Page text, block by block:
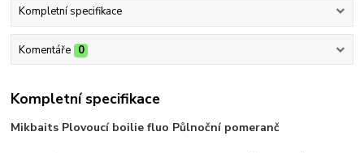
Kompletní specifikace
Komentáře 0
Kompletní specifikace
Mikbaits Plovoucí boilie fluo Půlnoční pomeranč